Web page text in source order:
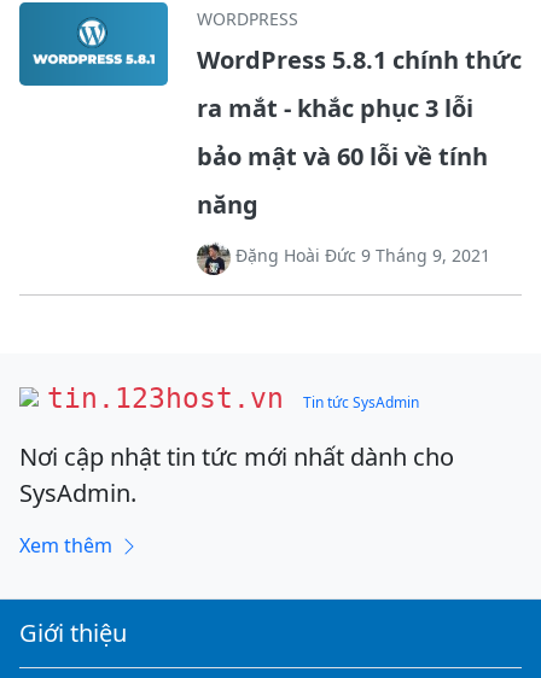
WORDPRESS
WordPress 5.8.1 chính thức
ra mắt - khắc phục 3 lỗi
bảo mật và 60 lỗi về tính
năng
Đặng Hoài Đức 9 Tháng 9, 2021
tin.123host.vn Tin tức SysAdmin
Nơi cập nhật tin tức mới nhất dành cho
SysAdmin.
Xem thêm
Giới thiệu